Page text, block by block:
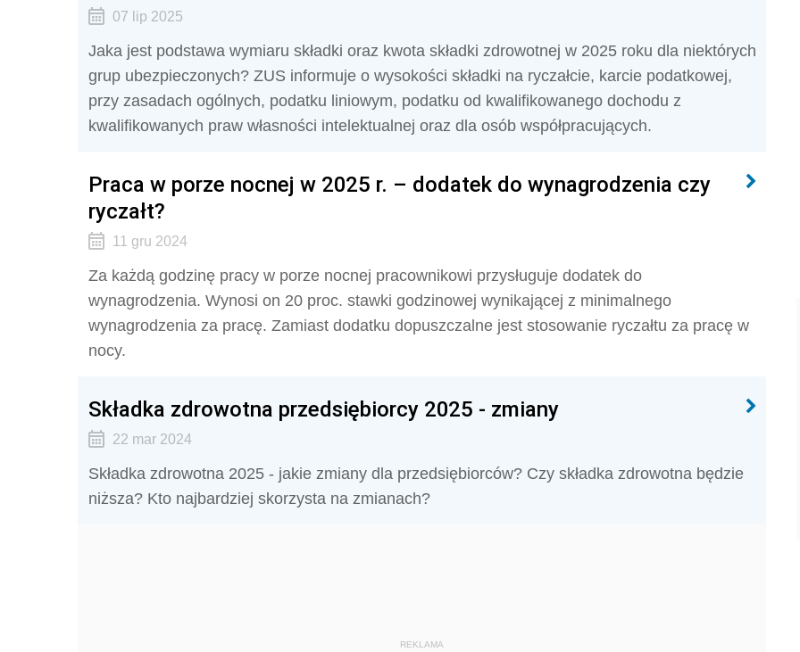
07 lip 2025
Jaka jest podstawa wymiaru składki oraz kwota składki zdrowotnej w 2025 roku dla niektórych
grup ubezpieczonych? ZUS informuje o wysokości składki na ryczałcie, karcie podatkowej,
przy zasadach ogólnych, podatku liniowym, podatku od kwalifikowanego dochodu z
kwalifikowanych praw własności intelektualnej oraz dla osób współpracujących.
Praca w porze nocnej w 2025 r. – dodatek do wynagrodzenia czy
ryczałt?
11 gru 2024
Za każdą godzinę pracy w porze nocnej pracownikowi przysługuje dodatek do
wynagrodzenia. Wynosi on 20 proc. stawki godzinowej wynikającej z minimalnego
wynagrodzenia za pracę. Zamiast dodatku dopuszczalne jest stosowanie ryczałtu za pracę w
nocy.
Składka zdrowotna przedsiębiorcy 2025 - zmiany
22 mar 2024
Składka zdrowotna 2025 - jakie zmiany dla przedsiębiorców? Czy składka zdrowotna będzie
niższa? Kto najbardziej skorzysta na zmianach?
REKLAMA